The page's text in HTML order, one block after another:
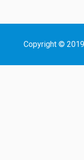
Copyright ©